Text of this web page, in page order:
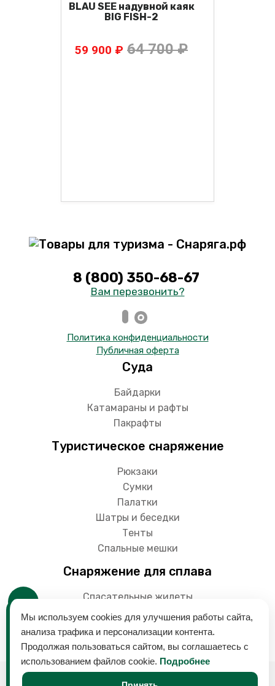
BLAU SEE надувной каяк
BIG FISH-2
59 900 ₽ 64 700 ₽
8 (800) 350-68-67
Вам перезвонить?
Политика конфиденциальности
Публичная оферта
Суда
Байдарки
Катамараны и рафты
Пакрафты
Туристическое снаряжение
Рюкзаки
Сумки
Палатки
Шатры и беседки
Тенты
Спальные мешки
Снаряжение для сплава
Спасательные жилеты
Гермоупаковки
Мы используем cookies для улучшения работы сайта,
анализа трафика и персонализации контента.
Продолжая пользоваться сайтом, вы соглашаетесь с
использованием файлов cookie. Подробнее